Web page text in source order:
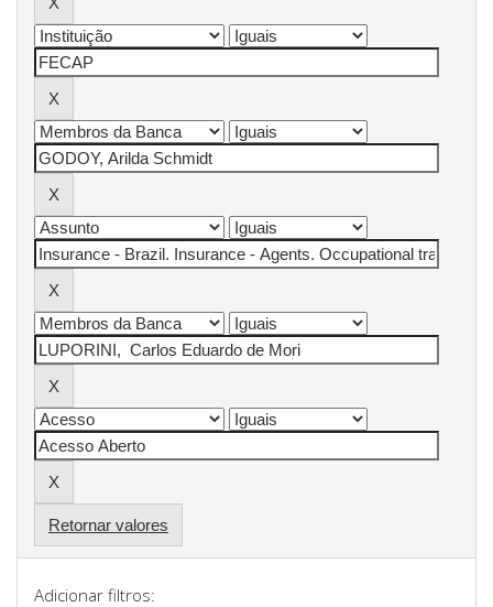
Retornar valores
Adicionar filtros: